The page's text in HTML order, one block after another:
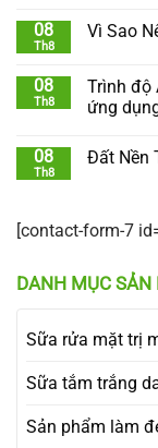
08
Th8
Vì Sao
08
Th8
Trình độ
ứng
08
Th8
Đất Nền
[contact-form-7
DANH MỤC SẢN
Sữa rửa mặt trị
Sữa tắm trắng
Sản phẩm làm